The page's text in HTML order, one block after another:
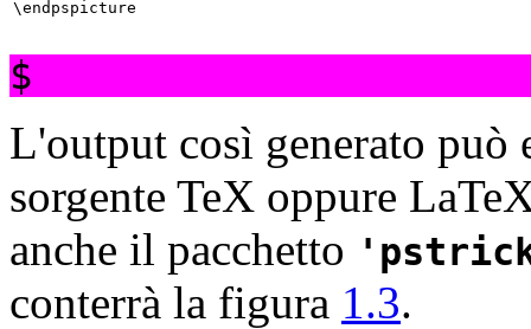
$
L'output così generato può
sorgente TeX oppure
anche il pacchetto
conterrà la figura 1.3.